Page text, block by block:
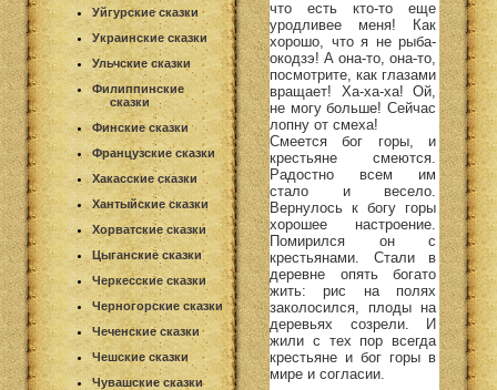
Уйгурские сказки
Украинские сказки
Ульчские сказки
Филиппинские
сказки
Финские сказки
Французские сказки
Хакасские сказки
Хантыйские сказки
Хорватские сказки
Цыганские сказки
Черкесские сказки
Черногорские сказки
Чеченские сказки
Чешские сказки
Чувашские сказки
что есть кто-то еще
уродливее меня! Как
хорошо, что я не рыба-
окодзэ! А она-то, она-то,
посмотрите, как глазами
вращает! Ха-ха-ха! Ой,
не могу больше! Сейчас
лопну от смеха!
Смеется бог горы, и
крестьяне смеются.
Радостно всем им
стало и весело.
Вернулось к богу горы
хорошее настроение.
Помирился он с
крестьянами. Стали в
деревне опять богато
жить: рис на полях
заколосился, плоды на
деревьях созрели. И
жили с тех пор всегда
крестьяне и бог горы в
мире и согласии.